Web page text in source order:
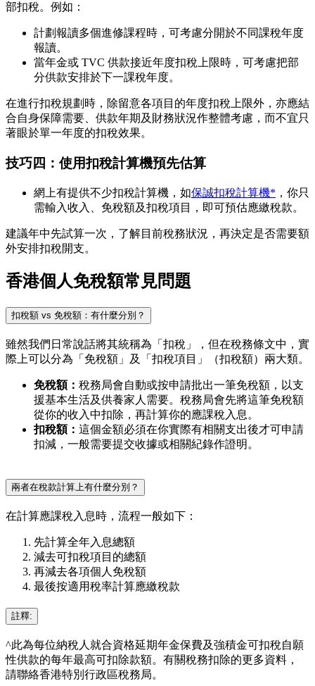
部扣稅。例如：
計劃報讀多個進修課程時，可考慮分開於不同課稅年度
報讀。
當年金或 TVC 供款接近年度扣稅上限時，可考慮把部
分供款安排於下一課稅年度。
在進行扣稅規劃時，除留意各項目的年度扣稅上限外，亦應結
合自身保障需要、供款年期及財務狀況作整體考慮，而不宜只
著眼於單一年度的扣稅效果。
技巧四：使用扣稅計算機預先估算
網上有提供不少扣稅計算機，如保誠扣稅計算機* ，你只
需輸入收入、免稅額及扣稅項目，即可預估應繳稅款。
建議年中先試算一次，了解目前稅務狀況，再決定是否需要額
外安排扣稅開支。
香港個人免稅額常見問題
扣稅額 vs 免稅額：有什麼分別？
雖然我們日常說話將其統稱為「扣稅」，但在稅務條文中，實
際上可以分為「免稅額」及「扣稅項目」（扣稅額）兩大類。
免稅額： 稅務局會自動或按申請批出一筆免稅額，以支
援基本生活及供養家人需要。稅務局會先將這筆免稅額
從你的收入中扣除，再計算你的應課稅入息。
扣稅額： 這個金額必須在你實際有相關支出後才可申請
扣減，一般需要提交收據或相關紀錄作證明。
兩者在稅款計算上有什麼分別？
在計算應課稅入息時，流程一般如下：
先計算全年入息總額
減去可扣稅項目的總額
再減去各項個人免稅額
最後按適用稅率計算應繳稅款
註釋:
^此為每位納稅人就合資格延期年金保費及強積金可扣稅自願
性供款的每年最高可扣除款額。有關稅務扣除的更多資料，
請聯絡香港特別行政區稅務局。